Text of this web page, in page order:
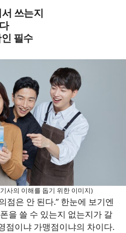
쓰는지
필수
사의 이해를 돕기 위한 이미지)
점은 안 된다.” 한눈에 보기엔
을 쓸 수 있는지 없는지가 갈
점이냐 가맹점이냐의 차이다.